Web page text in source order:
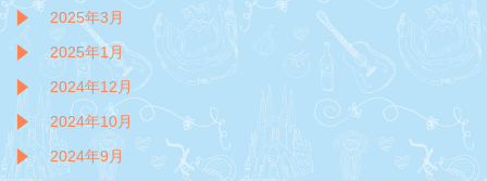
2025年3月
2025年1月
2024年12月
2024年10月
2024年9月